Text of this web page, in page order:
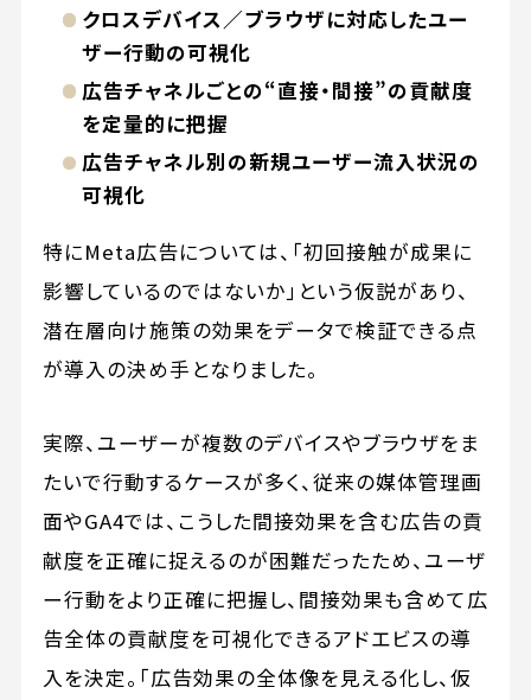
クロスデバイス／ブラウザに対応したユー
ザー行動の可視化
広告チャネルごとの“直接・間接”の貢献度
を定量的に把握
広告チャネル別の新規ユーザー流入状況の
可視化
特にMeta広告については、「初回接触が成果に
影響しているのではないか」という仮説があり、
潜在層向け施策の効果をデータで検証できる点
が導入の決め手となりました。
実際、ユーザーが複数のデバイスやブラウザをま
たいで行動するケースが多く、従来の媒体管理画
面やGA4では、こうした間接効果を含む広告の貢
献度を正確に捉えるのが困難だったため、ユーザ
ー行動をより正確に把握し、間接効果も含めて広
告全体の貢献度を可視化できるアドエビスの導
入を決定。「広告効果の全体像を見える化し、仮